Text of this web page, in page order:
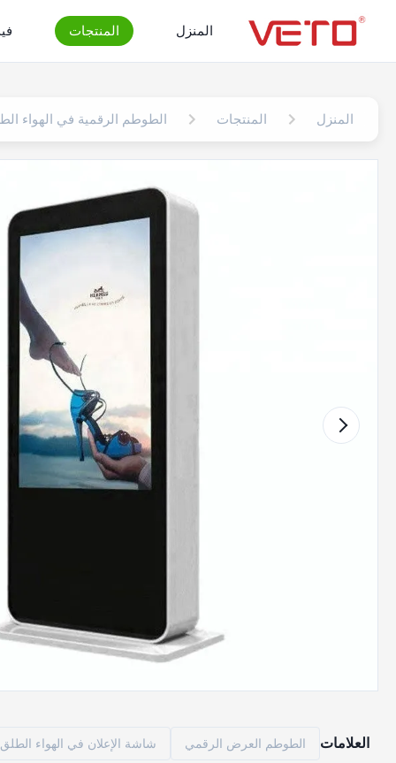
المنزل المنتجات
المنزل المنتجات الطوطم الرقمية في الهواء
العلامات الطوطم العرض الرقمي شاشة الإعلان في الهواء